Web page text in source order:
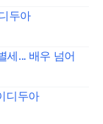
두아
세... 배우 넘어
디두아